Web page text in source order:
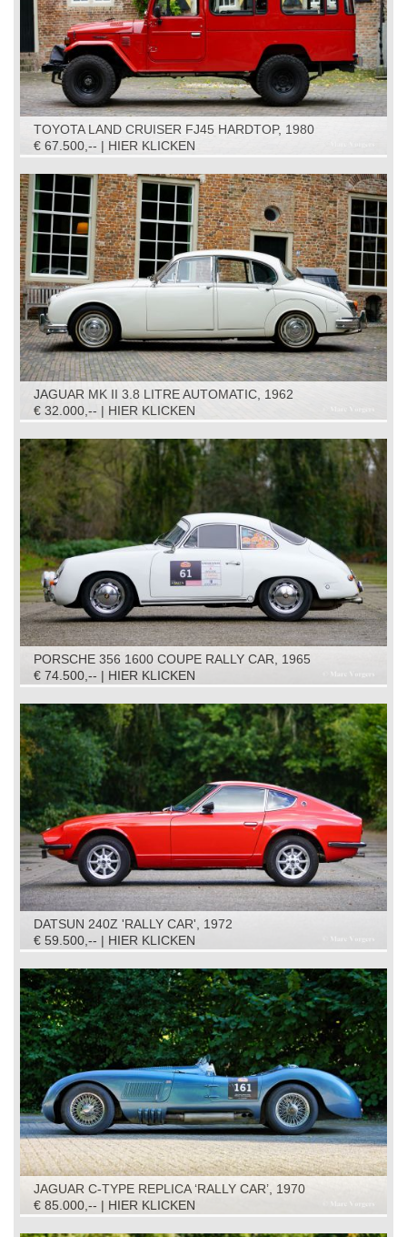
TOYOTA LAND CRUISER FJ45 HARDTOP, 1980
€ 67.500,-- | HIER KLICKEN
JAGUAR MK II 3.8 LITRE AUTOMATIC, 1962
€ 32.000,-- | HIER KLICKEN
PORSCHE 356 1600 COUPE RALLY CAR, 1965
€ 74.500,-- | HIER KLICKEN
DATSUN 240Z 'RALLY CAR', 1972
€ 59.500,-- | HIER KLICKEN
JAGUAR C-TYPE REPLICA ‘RALLY CAR’, 1970
€ 85.000,-- | HIER KLICKEN